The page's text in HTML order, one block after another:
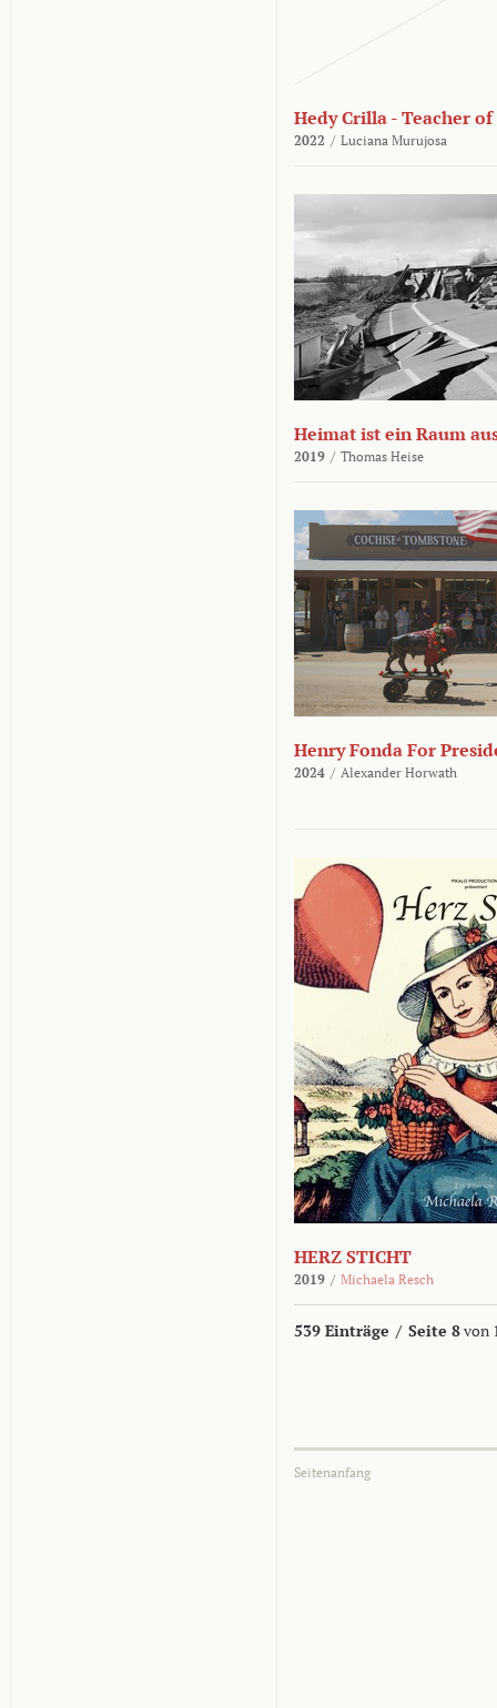
Hedy Crilla - Teacher
2022 / Luciana Murujosa
Heimat ist ein Raum
2019 / Thomas Heise
Henry Fonda For
2024 / Alexander Horwath
HERZ STICHT
2019 / Michaela Resch
539 Einträge / Seite 8von
Seitenanfang